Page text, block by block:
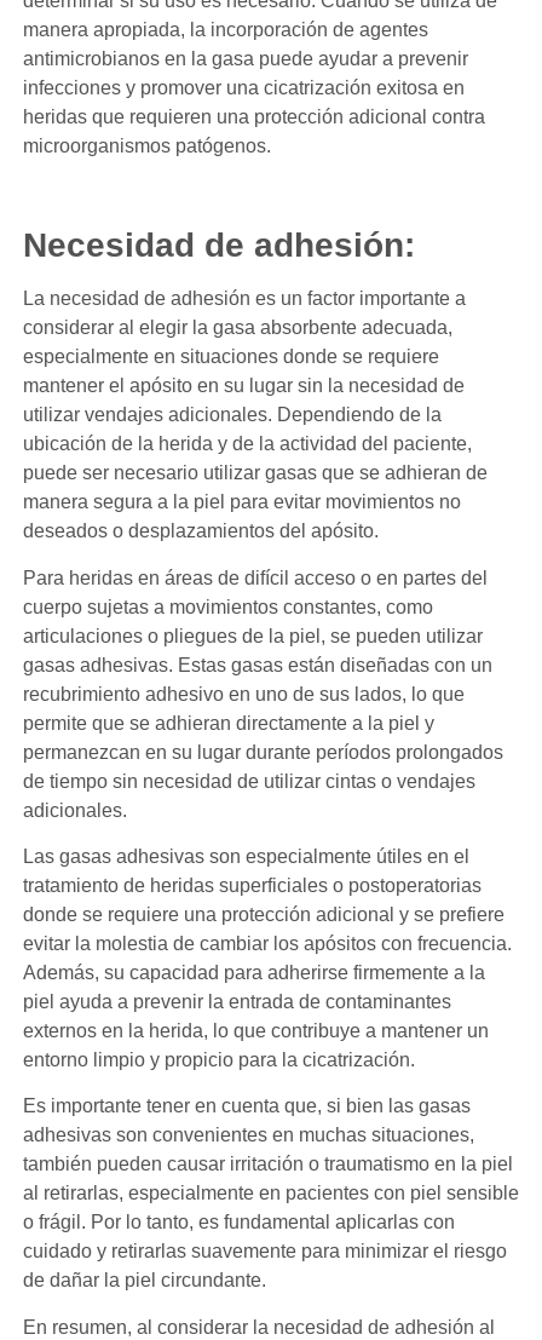
manera apropiada, la incorporación de agentes
antimicrobianos en la gasa puede ayudar a prevenir
infecciones y promover una cicatrización exitosa en
heridas que requieren una protección adicional contra
microorganismos patógenos.
Necesidad de adhesión:
La necesidad de adhesión es un factor importante a
considerar al elegir la gasa absorbente adecuada,
especialmente en situaciones donde se requiere
mantener el apósito en su lugar sin la necesidad de
utilizar vendajes adicionales. Dependiendo de la
ubicación de la herida y de la actividad del paciente,
puede ser necesario utilizar gasas que se adhieran de
manera segura a la piel para evitar movimientos no
deseados o desplazamientos del apósito.
Para heridas en áreas de difícil acceso o en partes del
cuerpo sujetas a movimientos constantes, como
articulaciones o pliegues de la piel, se pueden utilizar
gasas adhesivas. Estas gasas están diseñadas con un
recubrimiento adhesivo en uno de sus lados, lo que
permite que se adhieran directamente a la piel y
permanezcan en su lugar durante períodos prolongados
de tiempo sin necesidad de utilizar cintas o vendajes
adicionales.
Las gasas adhesivas son especialmente útiles en el
tratamiento de heridas superficiales o postoperatorias
donde se requiere una protección adicional y se prefiere
evitar la molestia de cambiar los apósitos con frecuencia.
Además, su capacidad para adherirse firmemente a la
piel ayuda a prevenir la entrada de contaminantes
externos en la herida, lo que contribuye a mantener un
entorno limpio y propicio para la cicatrización.
Es importante tener en cuenta que, si bien las gasas
adhesivas son convenientes en muchas situaciones,
también pueden causar irritación o traumatismo en la piel
al retirarlas, especialmente en pacientes con piel sensible
o frágil. Por lo tanto, es fundamental aplicarlas con
cuidado y retirarlas suavemente para minimizar el riesgo
de dañar la piel circundante.
En resumen, al considerar la necesidad de adhesión al